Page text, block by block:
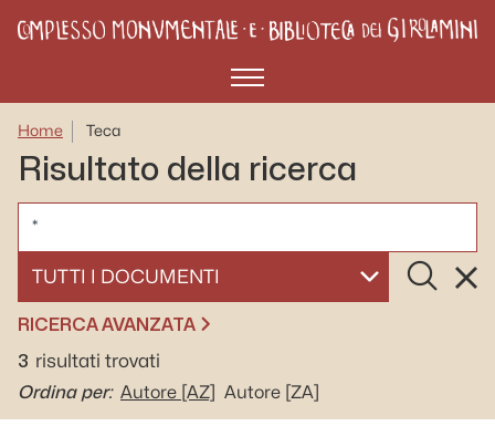
Menù
Home Teca
Risultato della ricerca
SELEZIONA UN DOCUMENTO
Cerca
RICERCA AVANZATA
3 risultati trovati
Ordina per: Autore [AZ] Autore [ZA]